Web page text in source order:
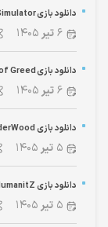
دانلود بازی Fun Park Simulator برای کامپیوتر
۶تیر ۱۴۰۵
دانلود بازی Styx Blades of Greed برای کامپیوتر
۶تیر ۱۴۰۵
دانلود بازی Eyes Of The ElderWood برای کامپیوتر
۵ تیر ۱۴۰۵
دانلود بازی HumanitZ برای کامپیوتر
۵ تیر ۱۴۰۵